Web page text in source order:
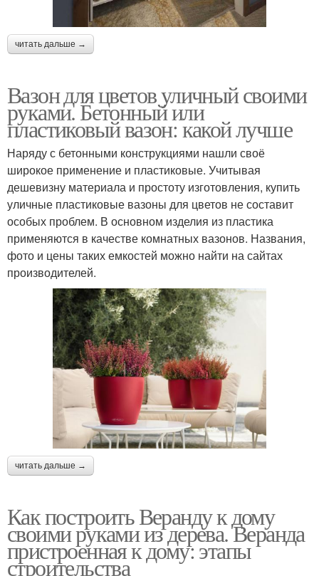
читать дальше →
Вазон для цветов уличный своими
руками. Бетонный или
пластиковый вазон: какой лучше
Наряду с бетонными конструкциями нашли своё
широкое применение и пластиковые. Учитывая
дешевизну материала и простоту изготовления, купить
уличные пластиковые вазоны для цветов не составит
особых проблем. В основном изделия из пластика
применяются в качестве комнатных вазонов. Названия,
фото и цены таких емкостей можно найти на сайтах
производителей.
читать дальше →
Как построить Веранду к дому
своими руками из дерева. Веранда
пристроенная к дому: этапы
строительства